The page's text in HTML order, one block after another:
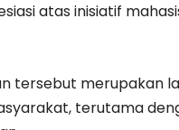
atas inisiatif
tersebut merupakan
terutama